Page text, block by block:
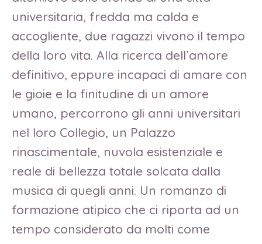
universitaria, fredda ma calda e
accogliente, due ragazzi vivono il tempo
della loro vita. Alla ricerca dell’amore
definitivo, eppure incapaci di amare con
le gioie e la finitudine di un amore
umano, percorrono gli anni universitari
nel loro Collegio, un Palazzo
rinascimentale, nuvola esistenziale e
reale di bellezza totale solcata dalla
musica di quegli anni. Un romanzo di
formazione atipico che ci riporta ad un
tempo considerato da molti come